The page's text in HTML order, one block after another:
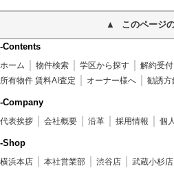
このページ
-Contents
ホーム 物件検索 学区から探す 解約受付
所有物件 賃料AI査定
オーナー様へ 勧誘方
-Company
代表挨拶 会社概要 沿革 採用情報 個
-Shop
横浜本店 本社営業部 渋谷店 武蔵小杉店